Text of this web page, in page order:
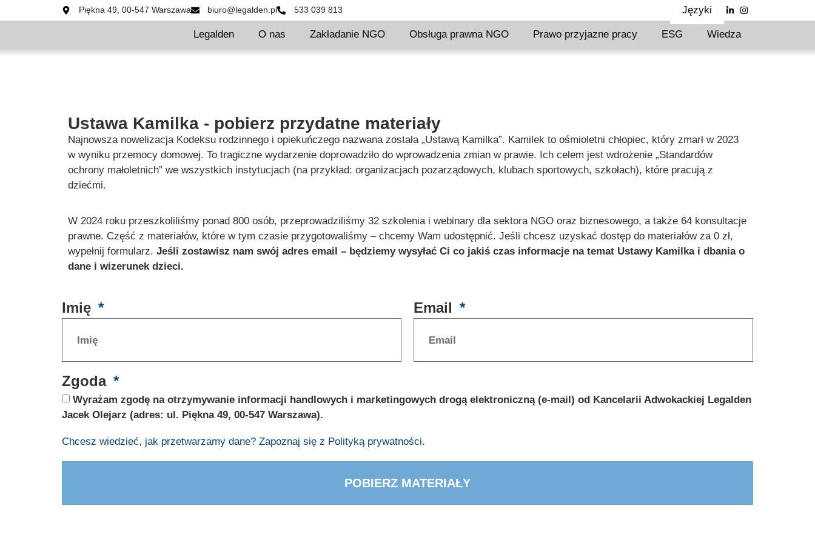
Piękna 49, 00-547 Warszawa biuro@legalden.pl 533 039 813 Języki
Legalden O nas Zakładanie NGO Obsługa prawna NGO Prawo przyjazne pracy ESG Wiedza
Ustawa Kamilka - pobierz przydatne materiały​
Najnowsza nowelizacja Kodeksu rodzinnego i opiekuńczego nazwana została „Ustawą Kamilka”. Kamilek to ośmioletni chłopiec, który zmarł w 2023
w wyniku przemocy domowej. To tragiczne wydarzenie doprowadziło do wprowadzenia zmian w prawie. Ich celem jest wdrożenie „Standardów
ochrony małoletnich” we wszystkich instytucjach (na przykład: organizacjach pozarządowych, klubach sportowych, szkołach), które pracują z
dziećmi.
W 2024 roku przeszkoliliśmy ponad 800 osób, przeprowadziliśmy 32 szkolenia i webinary dla sektora NGO oraz biznesowego, a także 64 konsultacje
prawne. Część z materiałów, które w tym czasie przygotowaliśmy – chcemy Wam udostępnić. Jeśli chcesz uzyskać dostęp do materiałów za 0 zł,
wypełnij formularz. Jeśli zostawisz nam swój adres email – będziemy wysyłać Ci co jakiś czas informacje na temat Ustawy Kamilka i dbania o
dane i wizerunek dzieci.
Imię Email
Zgoda
Wyrażam zgodę na otrzymywanie informacji handlowych i marketingowych drogą elektroniczną (e-mail) od Kancelarii Adwokackiej Legalden
Jacek Olejarz (adres: ul. Piękna 49, 00-547 Warszawa).
Chcesz wiedzieć, jak przetwarzamy dane? Zapoznaj się z Polityką prywatności.
POBIERZ MATERIAŁY